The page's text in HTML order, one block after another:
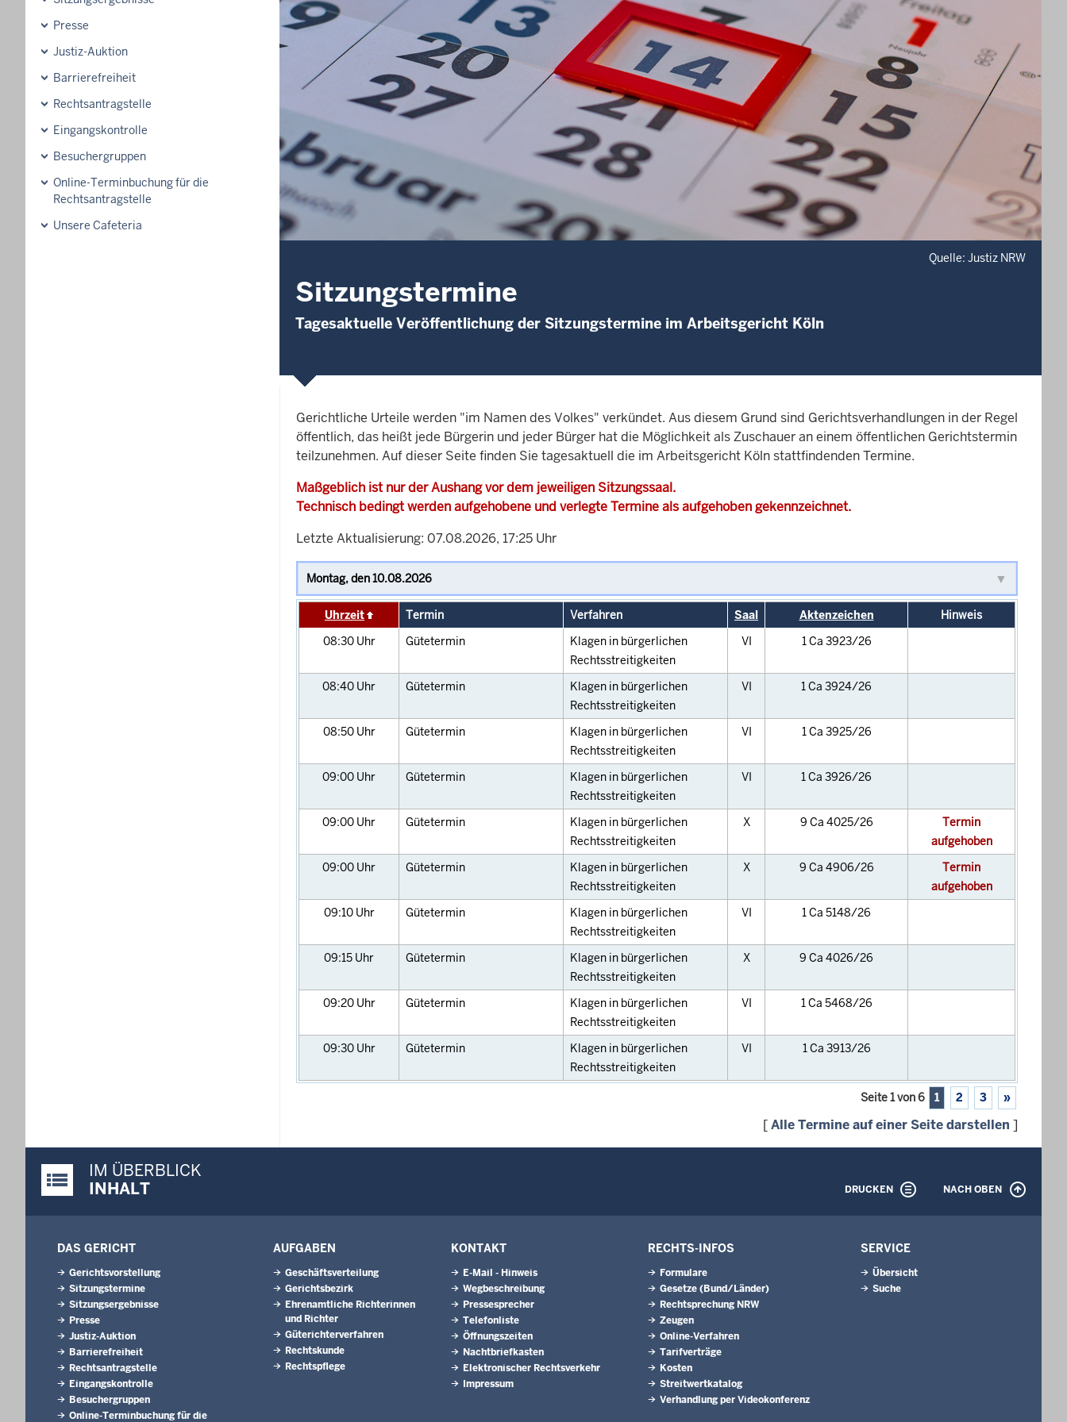
Presse
Justiz-Auktion
Barrierefreiheit
Rechtsantragstelle
Eingangskontrolle
Besuchergruppen
Online-Terminbuchung für die
Rechtsantragstelle
Unsere Cafeteria
Quelle: Justiz NRW
Sitzungstermine
Tagesaktuelle Veröffentlichung der Sitzungstermine im Arbeitsgericht Köln
Gerichtliche Urteile werden "im Namen des Volkes" verkündet. Aus diesem Grund sind Gerichtsverhandlungen in der Regel
öffentlich, das heißt jede Bürgerin und jeder Bürger hat die Möglichkeit als Zuschauer an einem öffentlichen Gerichtstermin
teilzunehmen. Auf dieser Seite finden Sie tagesaktuell die im Arbeitsgericht Köln stattfindenden Termine.
Maßgeblich ist nur der Aushang vor dem jeweiligen Sitzungssaal.
Technisch bedingt werden aufgehobene und verlegte Termine als aufgehoben gekennzeichnet.
Letzte Aktualisierung: 07.08.2026, 17:25 Uhr
Uhrzeit Termin Verfahren Saal Aktenzeichen
Hinweis
08:30 Uhr Gütetermin
Klagen in bürgerlichen
Rechtsstreitigkeiten
VI 1 Ca 3923/26
08:40 Uhr Gütetermin
Klagen in bürgerlichen
Rechtsstreitigkeiten
VI 1 Ca 3924/26
08:50 Uhr Gütetermin
Klagen in bürgerlichen
Rechtsstreitigkeiten
VI 1 Ca 3925/26
09:00 Uhr Gütetermin
Klagen in bürgerlichen
Rechtsstreitigkeiten
VI 1 Ca 3926/26
09:00 Uhr Gütetermin
Klagen in bürgerlichen
Rechtsstreitigkeiten
X 9 Ca 4025/26
Termin
aufgehoben
09:00 Uhr Gütetermin
Klagen in bürgerlichen
Rechtsstreitigkeiten
X 9 Ca 4906/26
Termin
aufgehoben
09:10 Uhr Gütetermin
Klagen in bürgerlichen
Rechtsstreitigkeiten
VI 1 Ca 5148/26
09:15 Uhr Gütetermin
Klagen in bürgerlichen
Rechtsstreitigkeiten
X 9 Ca 4026/26
09:20 Uhr Gütetermin
Klagen in bürgerlichen
Rechtsstreitigkeiten
VI 1 Ca 5468/26
09:30 Uhr Gütetermin
Klagen in bürgerlichen
Rechtsstreitigkeiten
VI 1 Ca 3913/26
Seite 1 von 6 1 2 3 »
[Alle Termine auf einer Seite darstellen ]
Justiz-Portal im Überblick:
IM ÜBERBLICK
INHALT
DRUCKEN NACH OBEN
DAS GERICHT
Gerichtsvorstellung
Sitzungstermine
Sitzungsergebnisse
Presse
Justiz-Auktion
Barrierefreiheit
Rechtsantragstelle
Eingangskontrolle
Besuchergruppen
Online-Terminbuchung für die
AUFGABEN
Geschäftsverteilung
Gerichtsbezirk
Ehrenamtliche Richterinnen
und Richter
Güterichterverfahren
Rechtskunde
Rechtspflege
KONTAKT
E-Mail - Hinweis
Wegbeschreibung
Pressesprecher
Telefonliste
Öffnungszeiten
Nachtbriefkasten
Elektronischer Rechtsverkehr
Impressum
RECHTS-INFOS
Formulare
Gesetze (Bund/Länder)
Rechtsprechung NRW
Zeugen
Online-Verfahren
Tarifverträge
Kosten
Streitwertkatalog
Verhandlung per Videokonferenz
SERVICE
Übersicht
Suche